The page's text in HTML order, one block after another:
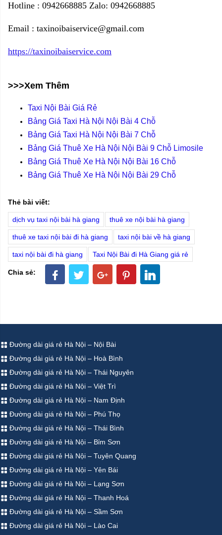
Hotline : 0942668885 Zalo: 0942668885
Email : taxinoibaiservice@gmail.com
https://taxinoibaiservice.com
>>>Xem Thêm
Taxi Nội Bài Giá Rẻ
Bảng Giá Taxi Hà Nội Nội Bài 4 Chỗ
Bảng Giá Taxi Hà Nội Nội Bài 7 Chỗ
Bảng Giá Thuê Xe Hà Nội Nội Bài 9 Chỗ Limosile
Bảng Giá Thuê Xe Hà Nội Nội Bài 16 Chỗ
Bảng Giá Thuê Xe Hà Nội Nội Bài 29 Chỗ
Thẻ bài viết:
dịch vụ taxi nội bài hà giang thuê xe nội bài hà giang
thuê xe taxi nội bài đi hà giang taxi nội bài về hà giang
taxi nội bài đi hà giang Taxi Nội Bài đi Hà Giang giá rẻ
Chia sẻ:
Đường dài giá rẻ Hà Nội – Nội Bài
Đường dài giá rẻ Hà Nội – Hoà Bình
Đường dài giá rẻ Hà Nội – Thái Nguyên
Đường dài giá rẻ Hà Nội – Việt Trì
Đường dài giá rẻ Hà Nội – Nam Định
Đường dài giá rẻ Hà Nội – Phú Thọ
Đường dài giá rẻ Hà Nội – Thái Bình
Đường dài giá rẻ Hà Nội – Bỉm Sơn
Đường dài giá rẻ Hà Nội – Tuyên Quang
Đường dài giá rẻ Hà Nội – Yên Bái
Đường dài giá rẻ Hà Nội – Lạng Sơn
Đường dài giá rẻ Hà Nội – Thanh Hoá
Đường dài giá rẻ Hà Nội – Sầm Sơn
Đường dài giá rẻ Hà Nội – Lào Cai